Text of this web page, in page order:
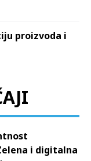
proizvoda i
i digitalna